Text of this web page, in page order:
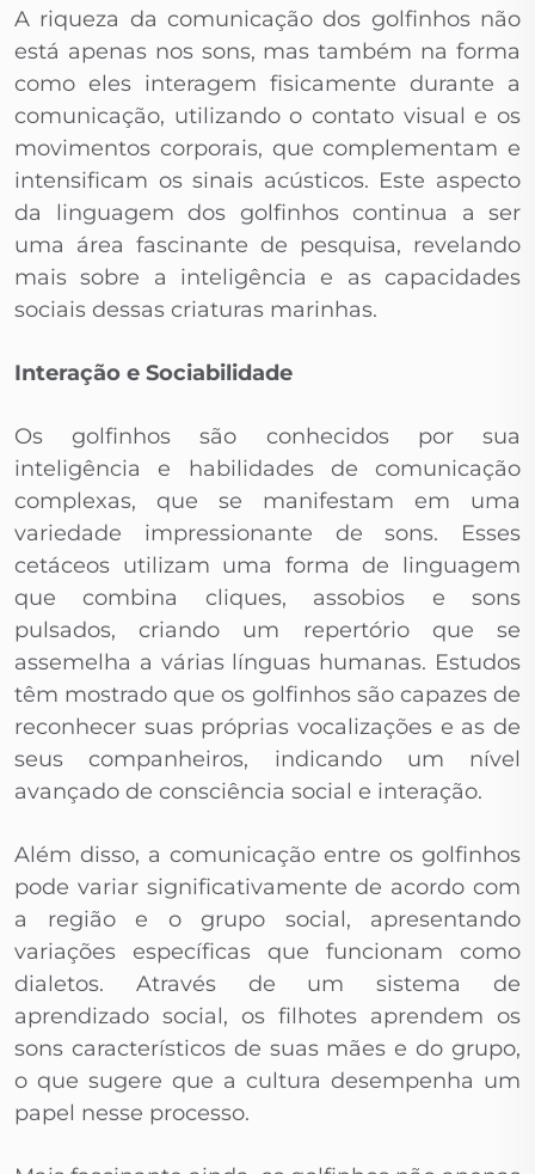
A riqueza da comunicação dos golfinhos não
está apenas nos sons, mas também na forma
como eles interagem fisicamente durante a
comunicação, utilizando o contato visual e os
movimentos corporais, que complementam e
intensificam os sinais acústicos. Este aspecto
da linguagem dos golfinhos continua a ser
uma área fascinante de pesquisa, revelando
mais sobre a inteligência e as capacidades
sociais dessas criaturas marinhas.
Interação e Sociabilidade
Os golfinhos são conhecidos por sua
inteligência e habilidades de comunicação
complexas, que se manifestam em uma
variedade impressionante de sons. Esses
cetáceos utilizam uma forma de linguagem
que combina cliques, assobios e sons
pulsados, criando um repertório que se
assemelha a várias línguas humanas. Estudos
têm mostrado que os golfinhos são capazes de
reconhecer suas próprias vocalizações e as de
seus companheiros, indicando um nível
avançado de consciência social e interação.
Além disso, a comunicação entre os golfinhos
pode variar significativamente de acordo com
a região e o grupo social, apresentando
variações específicas que funcionam como
dialetos. Através de um sistema de
aprendizado social, os filhotes aprendem os
sons característicos de suas mães e do grupo,
o que sugere que a cultura desempenha um
papel nesse processo.